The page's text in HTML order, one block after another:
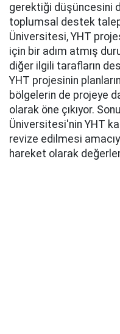
gerektiği düşüncesini
toplumsal destek
Üniversitesi, YHT
için bir adım atmış
diğer ilgili tarafların
YHT projesinin
bölgelerin de projeye
olarak öne çıkıyor.
Üniversitesi'nin YHT
revize edilmesi
hareket olarak